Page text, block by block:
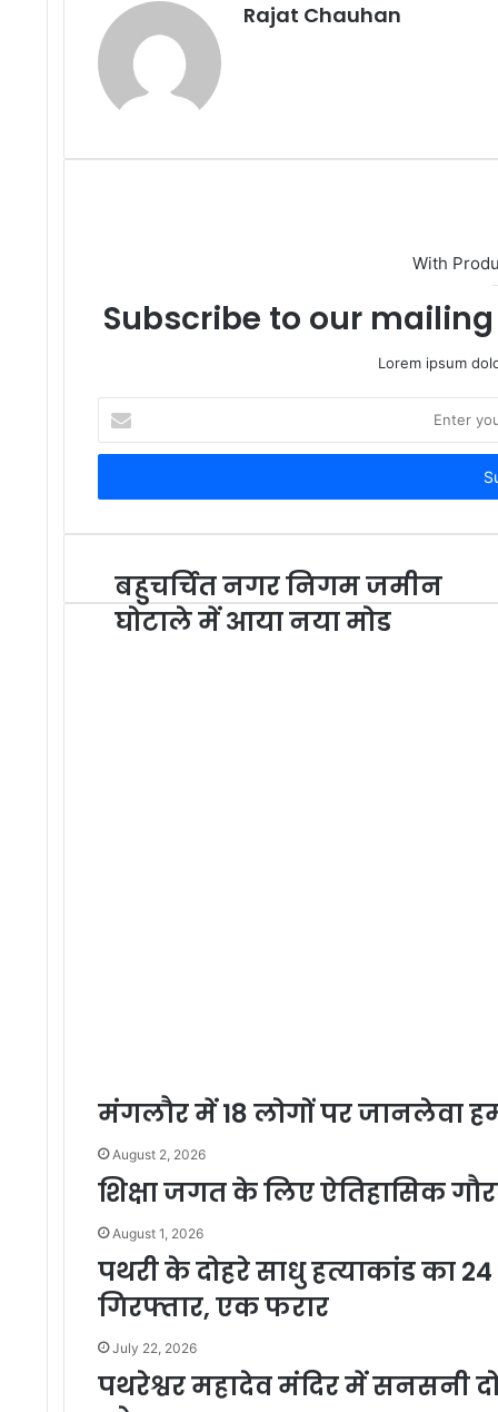
Rajat Chauhan
With
Subscribe to our
Lorem ipsum
your
Email
बहुचर्चित नगर निगम जमीन
घोटाले में आया नया मोड
मंगलौर में 18 लोगों पर जानलेवा
August 2, 2026
शिक्षा जगत के लिए ऐतिहासिक
August 1, 2026
पथरी के दोहरे साधु हत्याकांड का
गिरफ्तार, एक फरार
July 22, 2026
पथरेश्वर महादेव मंदिर में सनसनी